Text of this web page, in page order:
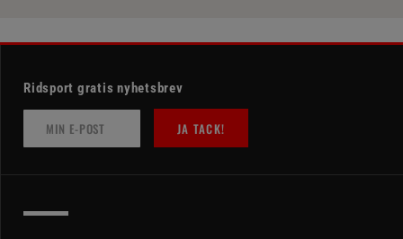
Ridsport gratis nyhetsbrev
JA TACK!